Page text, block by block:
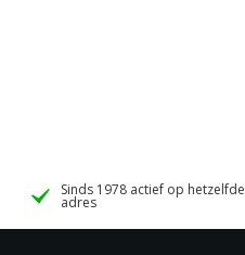
Sinds 1978 actief op hetzelfde
adres